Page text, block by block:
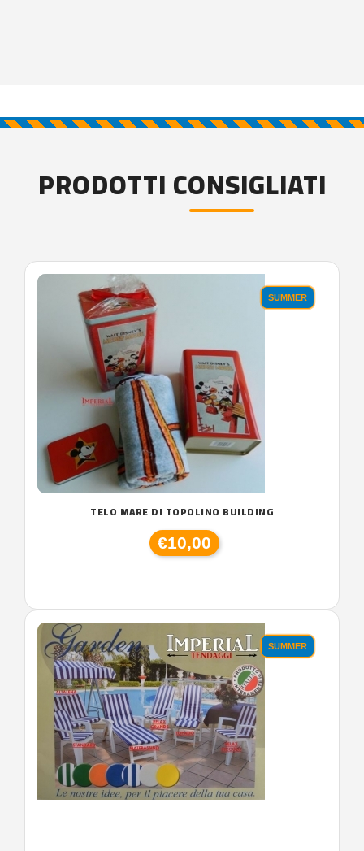
PRODOTTI CONSIGLIATI
SUMMER
TELO MARE DI TOPOLINO BUILDING
€10,00
SUMMER